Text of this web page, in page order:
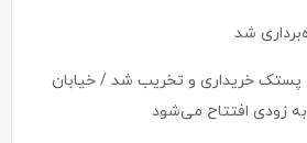
شد
پستک خریداری و تخریب شد / خیابان